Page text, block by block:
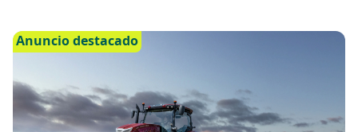
Anuncio destacado